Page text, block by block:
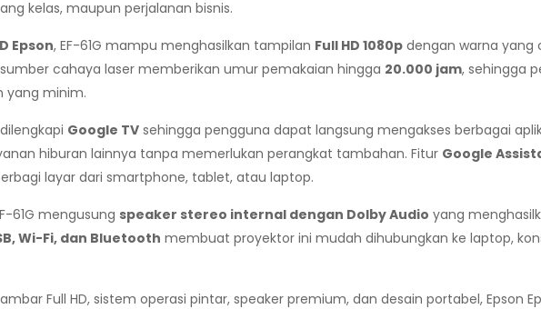
kelas, maupun perjalanan bisnis.
Epson, EF-61G mampu menghasilkan tampilan Full HD 1080p dengan warna yang
cahaya laser memberikan umur pemakaian hingga 20.000 jam, sehingga
yang minim.
Google TV sehingga pengguna dapat langsung mengakses berbagai
hiburan lainnya tanpa memerlukan perangkat tambahan. Fitur Google
layar dari smartphone, tablet, atau laptop.
61G mengusung speaker stereo internal dengan Dolby Audio yang
Wi-Fi, dan Bluetooth membuat proyektor ini mudah dihubungkan ke laptop,
Full HD, sistem operasi pintar, speaker premium, dan desain portabel, Epson